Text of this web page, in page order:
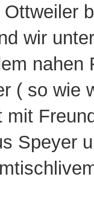
wir
nahen
( so wie
mit
Speyer